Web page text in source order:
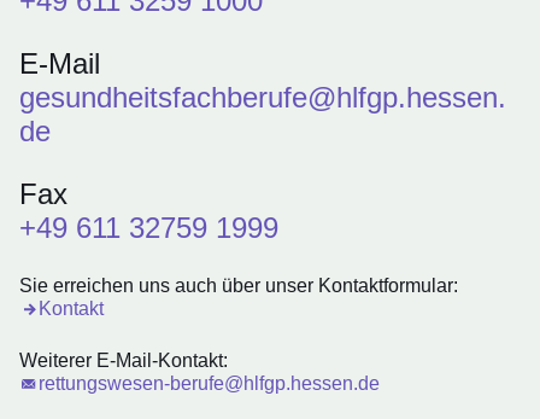
E-Mail
gesundheitsfachberufe@hlfgp.hessen.
de
Fax
+49 611 32759 1999
Sie erreichen uns auch über unser Kontaktformular:
Kontakt
Öffnet sich in einem neuen Fenster
Weiterer E-Mail-Kontakt:
rettungswesen-berufe@hlfgp.hessen.de